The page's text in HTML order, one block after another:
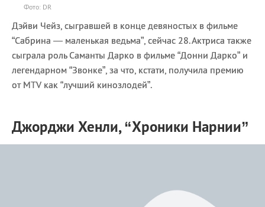
Фото: DR
Дэйви Чейз, сыгравшей в конце девяностых в фильме
“Сабрина — маленькая ведьма”, сейчас 28. Актриса также
сыграла роль Саманты Дарко в фильме “Донни Дарко” и
легендарном “Звонке”, за что, кстати, получила премию
от MTV как “лучший кинозлодей”.
Джорджи Хенли, “Хроники Нарнии”